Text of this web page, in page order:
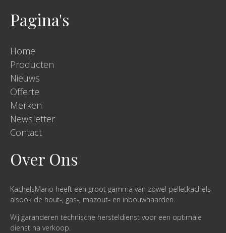
Pagina's
Home
Producten
Nieuws
Offerte
Merken
Newsletter
Contact
Over Ons
KachelsMario heeft een groot gamma van zowel pelletkachels
alsook de hout-, gas-, mazout- en inbouwhaarden.
Wij garanderen technische hersteldienst voor een optimale
dienst na verkoop.